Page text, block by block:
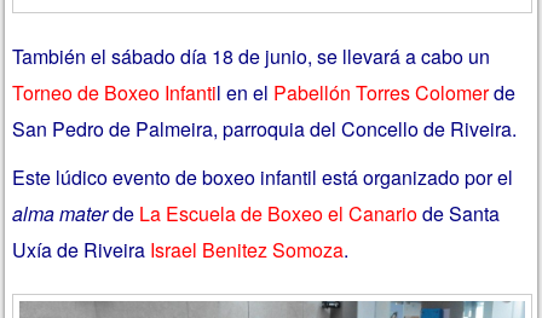
También el sábado día 18 de junio, se llevará a cabo un
Torneo de Boxeo Infantil en el Pabellón Torres Colomerde
San Pedro de Palmeira, parroquia del Concello de Riveira.
Este lúdico evento de boxeo infantil está organizado por el
alma materde La Escuela de Boxeo el Canariode Santa
Uxía de Riveira Israel Benitez Somoza.